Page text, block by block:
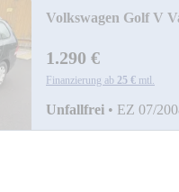
Volkswagen Golf V
1.290 €
Finanzierung ab 25 € mtl.
Unfallfrei • EZ 07/